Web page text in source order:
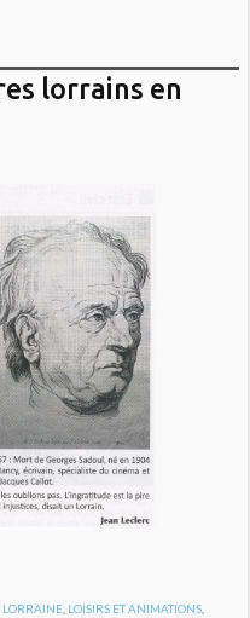
lorrains en
LORRAINE, LOISIRS ET ANIMATIONS,